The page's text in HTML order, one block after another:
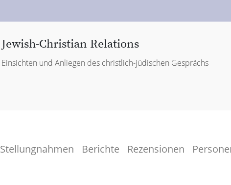
Jewish-Christian Relations
Einsichten und Anliegen des christlich-jüdischen Gesprächs
Stellungnahmen Berichte Rezensionen